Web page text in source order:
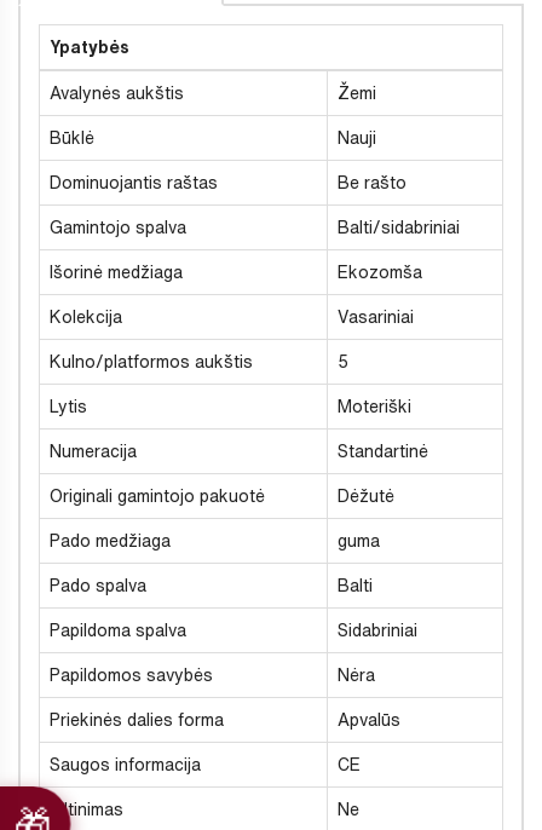
Ypatybės
Avalynės aukštis Žemi
Būklė Nauji
Dominuojantis raštas Be rašto
Gamintojo spalva Balti/sidabriniai
Išorinė medžiaga Ekozomša
Kolekcija Vasariniai
Kulno/platformos aukštis 5
Lytis Moteriški
Numeracija Standartinė
Originali gamintojo pakuotė Dėžutė
Pado medžiaga guma
Pado spalva Balti
Papildoma spalva Sidabriniai
Papildomos savybės Nėra
Priekinės dalies forma Apvalūs
Saugos informacija CE
Šiltinimas Ne